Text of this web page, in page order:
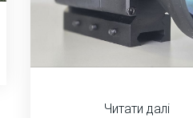
Читати далі